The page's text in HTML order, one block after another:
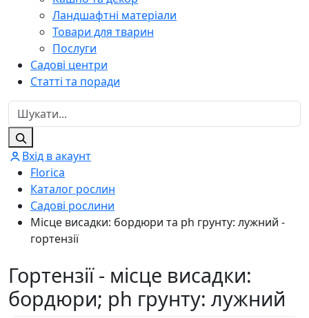
Ландшафтні матеріали
Товари для тварин
Послуги
Садові центри
Статті та поради
Вхід в акаунт
Florica
Каталог рослин
Садові рослини
Місце висадки: бордюри та ph грунту: лужний -
гортензії
Гортензії - місце висадки:
бордюри; ph грунту: лужний